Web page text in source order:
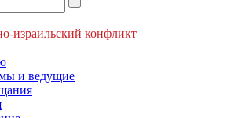
израильский конфликт
и ведущие